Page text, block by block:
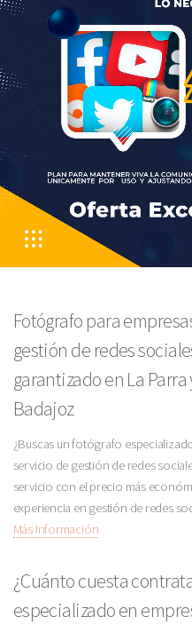
Fotógrafo para
gestión de redes
garantizado en La
Badajoz
¿Buscas un fotógrafo
servicio de gestión de redes
servicio con el precio más
experiencia en gestión de redes
Más Información
¿Cuánto cuesta
especializado en